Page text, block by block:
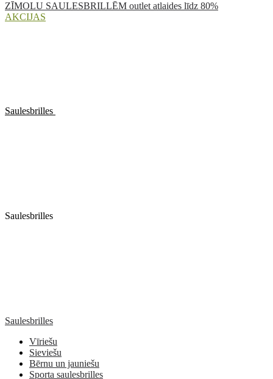
ZĪMOLU SAULESBRILLĒM outlet atlaides līdz 80%
AKCIJAS
Saulesbrilles
Saulesbrilles
Saulesbrilles
Vīriešu
Sieviešu
Bērnu un jauniešu
Sporta saulesbrilles